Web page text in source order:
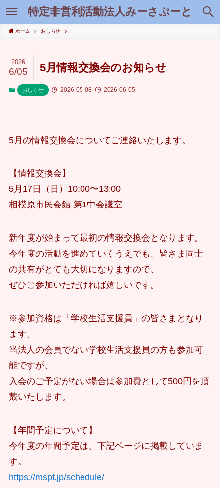
特定非営利活動法人みーさぷーと
ホーム おしらせ
5月情報交換会のお知らせ
2026
6/05
おしらせ 2026-05-08 2026-06-05
5月の情報交換会についてご連絡いたします。
【情報交換会】
5月17日（日）10:00〜13:00
相模原市民会館 第1中会議室
新年度が始まって最初の情報交換会となります。
今年度の活動を進めていくうえでも、皆さま同士
の共有がとても大切になりますので、
ぜひご参加いただければ嬉しいです。
※参加資格は「学校生活支援員」の皆さまとなり
ます。
当法人の会員でない学校生活支援員の方も参加可
能ですが、
入会のご予定がない場合は参加費として500円を頂
戴いたします。
【年間予定について】
今年度の年間予定は、下記ページに掲載していま
す。
https://mspt.jp/schedule/